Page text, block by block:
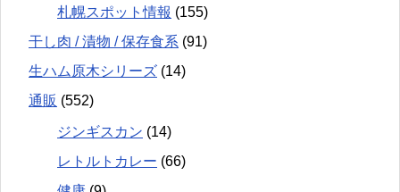
札幌スポット情報 (155)
干し肉 / 漬物 / 保存食系 (91)
生ハム原木シリーズ (14)
通販 (552)
ジンギスカン (14)
レトルトカレー (66)